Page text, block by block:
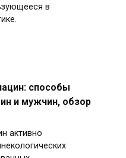
в
способы
и мужчин, обзор
активно